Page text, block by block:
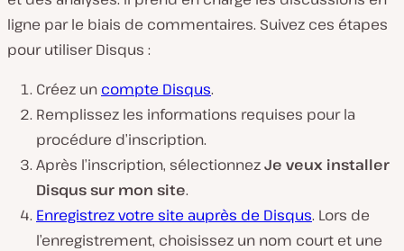
ligne par le biais de commentaires. Suivez ces étapes
pour utiliser Disqus :
Créez un compte Disqus.
Remplissez les informations requises pour la
procédure d’inscription.
Après l’inscription, sélectionnezJe veux installer
Disqus sur mon site.
Enregistrez votre site auprès de Disqus. Lors de
l’enregistrement, choisissez un nom court et une